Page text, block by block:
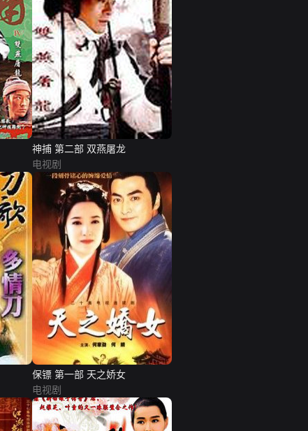
神捕 第二部 双燕屠龙
电视剧
保镖 第一部 天之娇女
电视剧